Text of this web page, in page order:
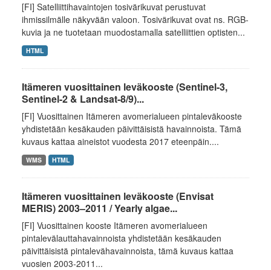
[FI] Satelliittihavaintojen tosivärikuvat perustuvat
ihmissilmälle näkyvään valoon. Tosivärikuvat ovat ns. RGB-
kuvia ja ne tuotetaan muodostamalla satelliittien optisten...
HTML
Itämeren vuosittainen leväkooste (Sentinel-3,
Sentinel-2 & Landsat-8/9)...
[FI] Vuosittainen Itämeren avomerialueen pintaleväkooste
yhdistetään kesäkauden päivittäisistä havainnoista. Tämä
kuvaus kattaa aineistot vuodesta 2017 eteenpäin....
WMS HTML
Itämeren vuosittainen leväkooste (Envisat
MERIS) 2003–2011 / Yearly algae...
[FI] Vuosittainen kooste Itämeren avomerialueen
pintalevälauttahavainnoista yhdistetään kesäkauden
päivittäisistä pintalevähavainnoista, tämä kuvaus kattaa
vuosien 2003-2011...